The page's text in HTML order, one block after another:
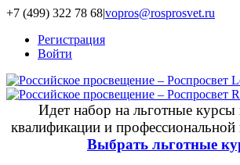
+7 (499) 322 78 68|vopros@rosprosvet.ru
Регистрация
Войти
Идет набор на льготные
квалификации и профессиональной
Выбрать льготные